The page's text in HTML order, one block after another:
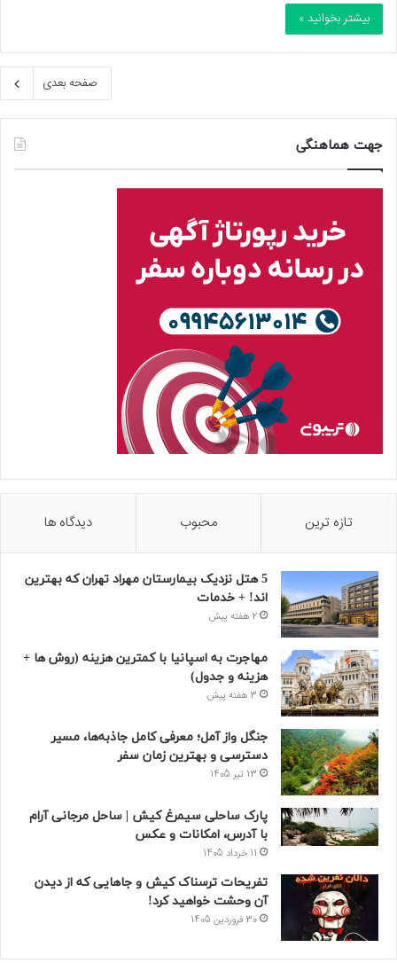
بیشتر بخوانید »
صفحه بعدی
جهت هماهنگی
تازه ترین محبوب دیدگاه ها
5 هتل نزدیک بیمارستان مهراد تهران که بهترین‌
اند! + خدمات
2 هفته پیش
مهاجرت به اسپانیا با کمترین هزینه (روش ها +
هزینه و جدول)
3 هفته پیش
جنگل واز آمل؛ معرفی کامل جاذبه‌ها، مسیر
دسترسی و بهترین زمان سفر
13 تیر 1405
پارک ساحلی سیمرغ کیش | ساحل مرجانی آرام
با آدرس، امکانات و عکس
11 خرداد 1405
تفریحات ترسناک کیش و جاهایی که از دیدن
آن وحشت خواهید کرد!
30 فروردین 1405